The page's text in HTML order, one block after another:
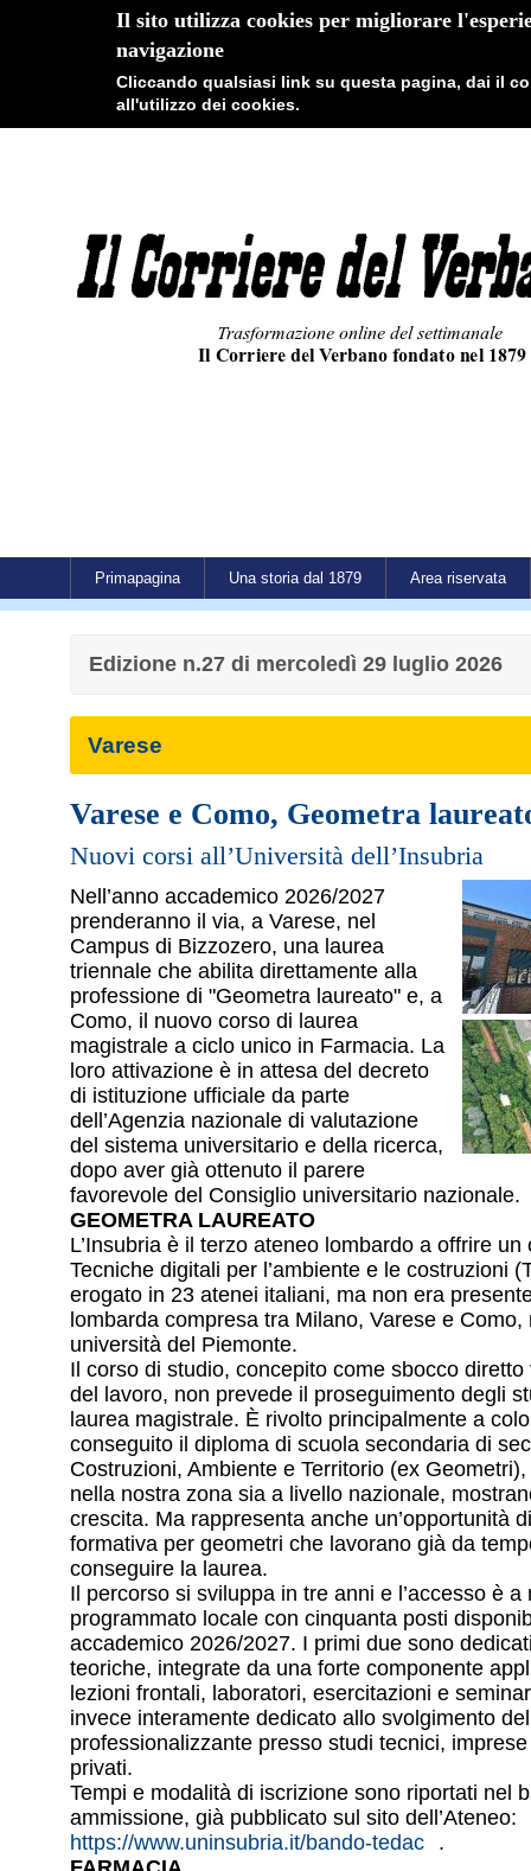
Il sito utilizza cookies per migliorare
navigazione
Cliccando qualsiasi link su questa pagina, dai il
all'utilizzo dei cookies.
Primapagina Una storia dal 1879 Area riservata
Edizione n.27 di mercoledì 29 luglio 2026
Varese
Varese e Como, Geometra
Nuovi corsi all’Università dell’Insubria
Nell’anno accademico 2026/2027
prenderanno il via, a Varese, nel
Campus di Bizzozero, una laurea
triennale che abilita direttamente alla
professione di "Geometra laureato" e, a
Como, il nuovo corso di laurea
magistrale a ciclo unico in Farmacia. La
loro attivazione è in attesa del decreto
di istituzione ufficiale da parte
dell’Agenzia nazionale di valutazione
del sistema universitario e della ricerca,
dopo aver già ottenuto il parere
favorevole del Consiglio universitario nazionale.
GEOMETRA LAUREATO
L’Insubria è il terzo ateneo lombardo a offrire
Tecniche digitali per l’ambiente e le costruzioni
erogato in 23 atenei italiani, ma non era
lombarda compresa tra Milano, Varese e Como,
università del Piemonte.
Il corso di studio, concepito come sbocco
del lavoro, non prevede il proseguimento degli
laurea magistrale. È rivolto principalmente a
conseguito il diploma di scuola secondaria di
Costruzioni, Ambiente e Territorio (ex
nella nostra zona sia a livello nazionale,
crescita. Ma rappresenta anche un’opportunità
formativa per geometri che lavorano già da
conseguire la laurea.
Il percorso si sviluppa in tre anni e l’accesso è a
programmato locale con cinquanta posti
accademico 2026/2027. I primi due sono
teoriche, integrate da una forte componente
lezioni frontali, laboratori, esercitazioni e
invece interamente dedicato allo svolgimento
professionalizzante presso studi tecnici,
privati.
Tempi e modalità di iscrizione sono riportati nel
ammissione, già pubblicato sul sito dell’Ateneo:
https://www.uninsubria.it/bando-tedac
.